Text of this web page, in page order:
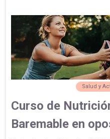
Salud y
Curso de
Baremable en